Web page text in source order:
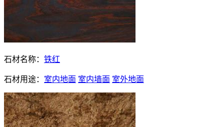
石材名称： 铁红
石材用途： 室内地面 室内墙面 室外地面